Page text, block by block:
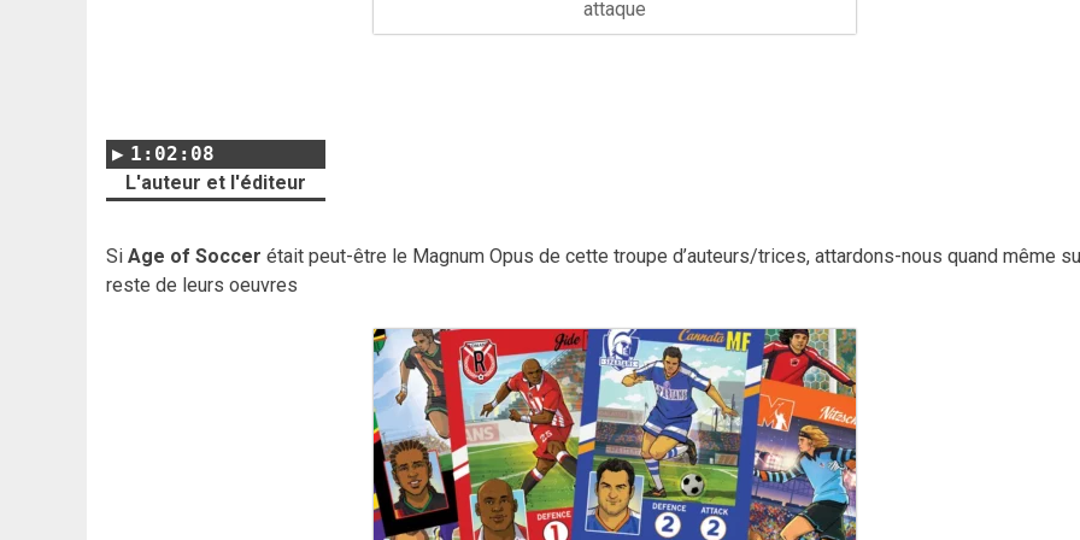
attaque
1:02:08
L'auteur et l'éditeur
Si Age of Soccer était peut-être le Magnum Opus de cette troupe d’auteurs/trices, attardons-nous quand même
reste de leurs oeuvres